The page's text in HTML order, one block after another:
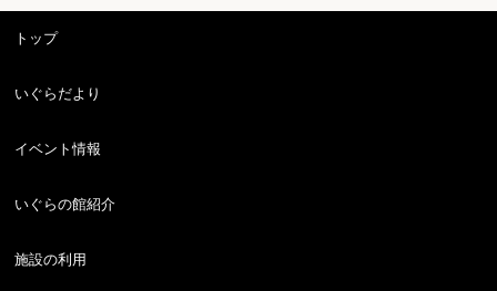
トップ
いぐらだより
イベント情報
いぐらの館紹介
施設の利用